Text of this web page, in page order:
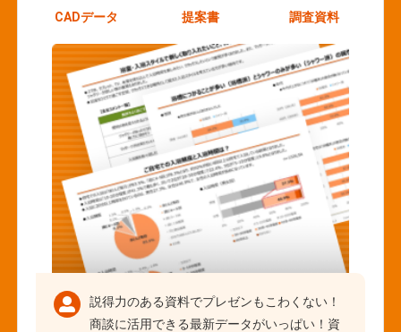
CADデータ 提案書 調査資料
説得力のある資料でプレゼンもこわくない！
商談に活用できる最新データがいっぱい！資